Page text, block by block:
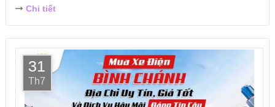
Chi tiết
31
Th7